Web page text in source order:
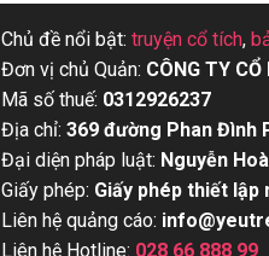
Chủ đề nổi bật: truyện cổ tích,
Đơn vị chủ Quản: CÔNG TY CỔ
Mã số thuế: 0312926237
Địa chỉ: 369 đường Phan Đình
Đại diện pháp luật: Nguyễn
Giấy phép: Giấy phép thiết lập
Liên hệ quảng cáo:
Liên hệ Hotline: 028 66 888 99